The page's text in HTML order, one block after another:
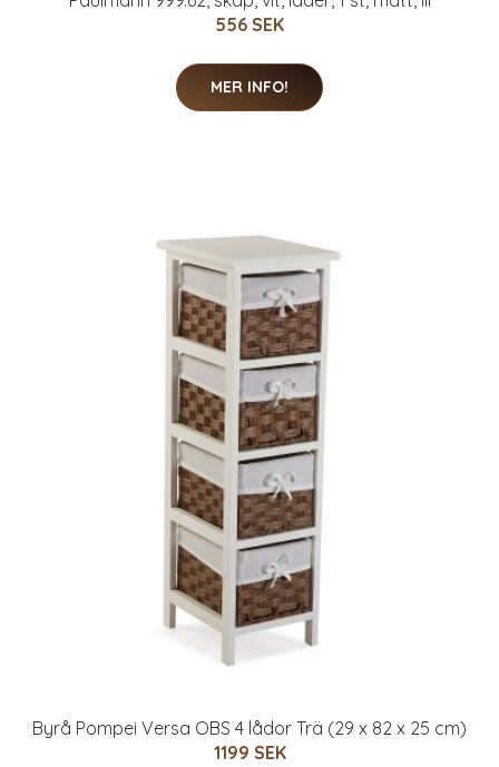
556 SEK
MER INFO!
Byrå Pompei Versa OBS 4 lådor Trä (29 x 82 x 25 cm)
1199 SEK